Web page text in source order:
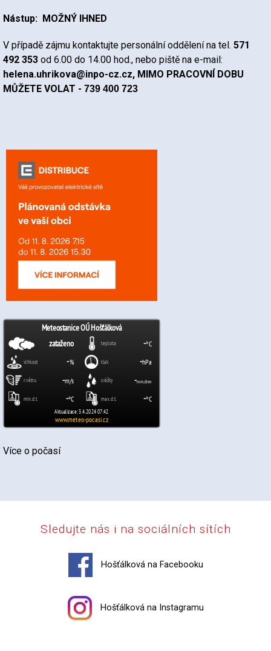
Více o počasí
Nástup: MOŽNÝ IHNED
V případě zájmu kontaktujte personální oddělení na tel. 571
492 353 od 6.00 do 14.00 hod., nebo piště na e-mail:
helena.uhrikova@inpo-cz.cz, MIMO PRACOVNÍ DOBU
MŮŽETE VOLAT - 739 400 723
Sledujte nás i na sociálních sítích
Hošťálková na Facebooku
Hošťálková na Instagramu